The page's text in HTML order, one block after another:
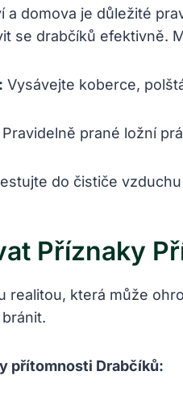
a domova je důležité
se drabčíků efektivně.
Vysávejte koberce,
Pravidelně prané ložní
do čističe
Příznaky
realitou, která může
přítomnosti Drabčíků: